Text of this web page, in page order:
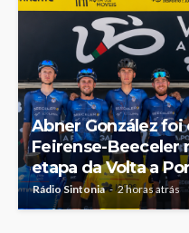
Abner González foi
Feirense-Beeceler
etapa da Volta a
Rádio Sintonia 2 horas atrás